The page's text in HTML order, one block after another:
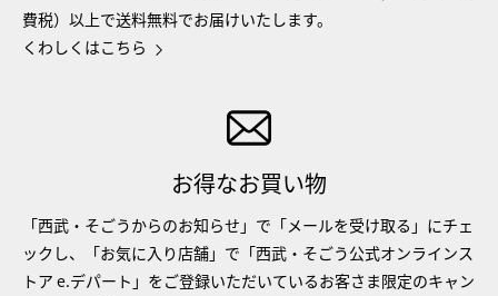
費税）以上で送料無料でお届けいたします。
くわしくはこちら
お得なお買い物
「西武・そごうからのお知らせ」で「メールを受け取る」にチェ
ックし、「お気に入り店舗」で「西武・そごう公式オンラインス
トア e.デパート」をご登録いただいているお客さま限定のキャン